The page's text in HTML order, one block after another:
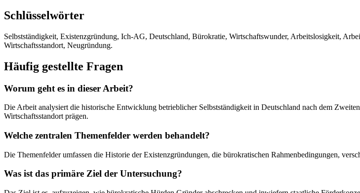
Schlüsselwörter
Selbstständigkeit, Existenzgründung, Ich-AG, Deutschland, Bürokratie, Wirtschaftswunder, Arbeitslosigkeit,
Wirtschaftsstandort, Neugründung.
Häufig gestellte Fragen
Worum geht es in dieser Arbeit?
Die Arbeit analysiert die historische Entwicklung betrieblicher Selbstständigkeit in Deutschland nach dem
Wirtschaftsstandort prägen.
Welche zentralen Themenfelder werden behandelt?
Die Themenfelder umfassen die Historie der Existenzgründungen, die bürokratischen Rahmenbedingungen,
Was ist das primäre Ziel der Untersuchung?